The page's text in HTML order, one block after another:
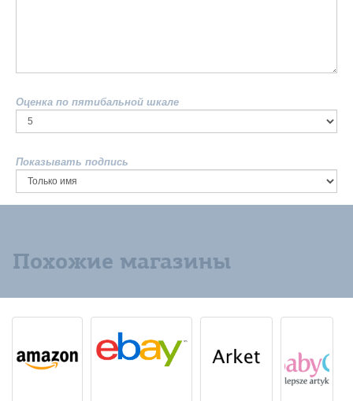
Оценка по пятибальной шкале
Показывать подпись
Похожие магазины